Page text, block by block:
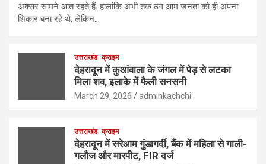
अक्सर सामने आत रहते हैं. हालांकि अभी तक ठग आम जनता को ही अपना
शिकार बना रहे थे, लेकिन…
उत्तराखंड क्राइम
देहरादून में कुआंवाला के जंगल में पेड़ से लटका
मिला शव, इलाके में फैली सनसनी
March 29, 2026 adminkachchi
उत्तराखंड क्राइम
देहरादून में सरेआम गुंडागर्दी, बैंक में महिला से गाली-
गलौज और मारपीट, FIR दर्ज